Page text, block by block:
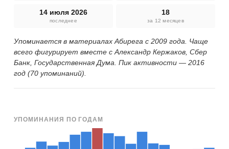
14 июля 2026
последнее
18
за 12 месяцев
Упоминается в материалах Абирега с 2009 года. Чаще
всего фигурирует вместе с Александр Кержаков, Сбер
Банк, Государственная Дума. Пик активности — 2016
год (70 упоминаний).
УПОМИНАНИЯ ПО ГОДАМ